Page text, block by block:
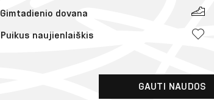
Gimtadienio dovana
Puikus naujienlaiškis
GAUTI NAUDOS